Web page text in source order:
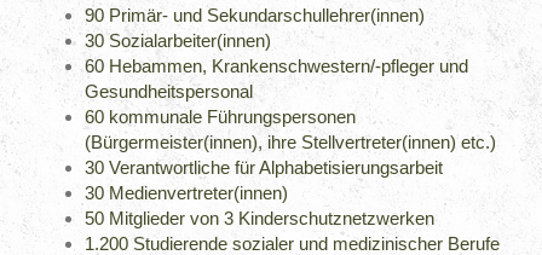
90 Primär- und Sekundarschullehrer(innen)
30 Sozialarbeiter(innen)
60 Hebammen, Krankenschwestern/-pfleger und
Gesundheitspersonal
60 kommunale Führungspersonen
(Bürgermeister(innen), ihre Stellvertreter(innen) etc.)
30 Verantwortliche für Alphabetisierungsarbeit
30 Medienvertreter(innen)
50 Mitglieder von 3 Kinderschutznetzwerken
1.200 Studierende sozialer und medizinischer Berufe